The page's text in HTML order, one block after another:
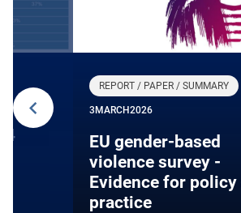
REPORT / PAPER / SUMMARY
3 MARCH2026
EU gender-based
violence survey -
Evidence for policy
practice